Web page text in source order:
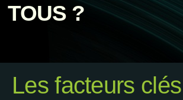
TOUS ?
Les facteurs clés